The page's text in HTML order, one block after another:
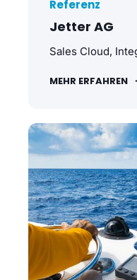
Referenz
Jetter AG
Sales Cloud,
MEHR ERFAHREN